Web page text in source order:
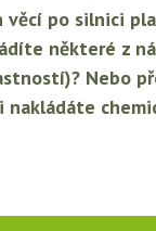
věcí po silnici
některé z
Nebo